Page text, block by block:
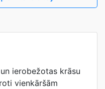
ierobežotas krāsu
vienkāršām